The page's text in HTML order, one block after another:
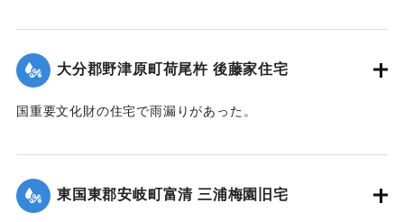
東営業所は鉄骨造の簡素な構造で、乗船券販売所と待合室が
あった。
【出典：大分合同新聞 1999年9月25日 朝刊22面】
大分郡野津原町荷尾杵 後藤家住宅
国重要文化財の住宅で雨漏りがあった。
｜固有コード: 01077022
東国東郡安岐町富清 三浦梅園旧宅